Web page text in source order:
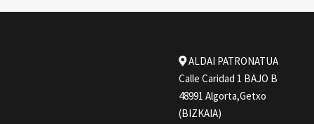
ALDAI PATRONATUA
Calle Caridad 1 BAJO B
48991 Algorta,Getxo
(BIZKAIA)